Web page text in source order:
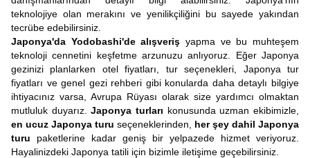
teknolojiye olan merakını ve yenilikçiliğini bu sayede yakından
tecrübe edebilirsiniz.
Japonya'da Yodobashi'de alışveriş yapma ve bu muhteşem
teknoloji cennetini keşfetme arzunuzu anlıyoruz. Eğer Japonya
gezinizi planlarken otel fiyatları, tur seçenekleri, Japonya tur
fiyatları ve genel gezi rehberi gibi konularda daha detaylı bilgiye
ihtiyacınız varsa, Avrupa Rüyası olarak size yardımcı olmaktan
mutluluk duyarız.Japonya turları konusunda uzman ekibimizle,
en ucuz Japonya turu seçeneklerinden, her şey dahil Japonya
turu paketlerine kadar geniş bir yelpazede hizmet veriyoruz.
Hayalinizdeki Japonya tatili için bizimle iletişime geçebilirsiniz.